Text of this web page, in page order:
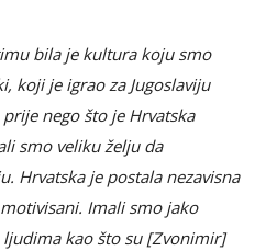
bila je kultura koju smo
koji je igrao za Jugoslaviju
nego što je Hrvatska
smo veliku želju da
Hrvatska je postala nezavisna
Imali smo jako
kao što su [Zvonimir]